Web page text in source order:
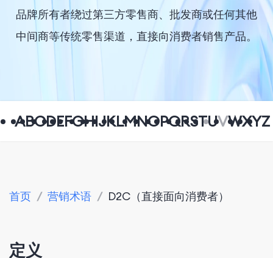
公司
品牌所有者绕过第三方零售商、批发商或任何其他
中间商等传统零售渠道，直接向消费​​者销售产品。
ABCDEFGHIJKLMNOPQRSTUVWXYZ
首页 / 营销术语 / D2C（直接面向消费者）
定义